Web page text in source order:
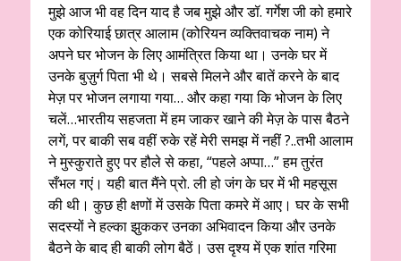
मुझे आज भी वह दिन याद है जब मुझे और डॉ. गर्गेश जी को हमारे
एक कोरियाई छात्र आलाम (कोरियन व्यक्तिवाचक नाम) ने
अपने घर भोजन के लिए आमंत्रित किया था। उनके घर में
उनके बुज़ुर्ग पिता भी थे। सबसे मिलने और बातें करने के बाद
मेज़ पर भोजन लगाया गया… और कहा गया कि भोजन के लिए
चलें…भारतीय सहजता में हम जाकर खाने की मेज़ के पास बैठने
लगें, पर बाकी सब वहीं रुके रहें मेरी समझ में नहीं ?..तभी आलाम
ने मुस्कुराते हुए पर हौले से कहा, “पहले अप्पा…” हम तुरंत
सँभल गएं। यही बात मैंने प्रो. ली हो जंग के घर में भी महसूस
की थी। कुछ ही क्षणों में उसके पिता कमरे में आए। घर के सभी
सदस्यों ने हल्का झुककर उनका अभिवादन किया और उनके
बैठने के बाद ही बाकी लोग बैठें। उस दृश्य में एक शांत गरिमा